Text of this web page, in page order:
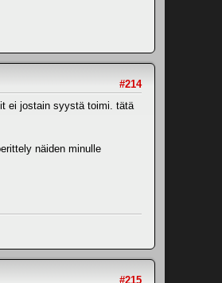
#214
ei jostain syystä toimi. tätä
näiden minulle
#215